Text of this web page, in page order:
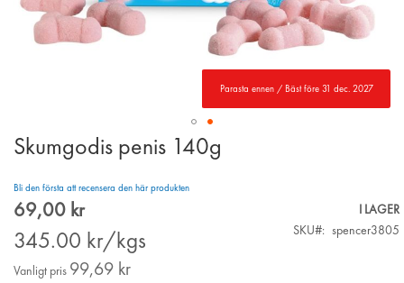
Parasta ennen / Bäst före 31 dec. 2027
Skip
of
the
images
gallery
Skumgodis penis 140g
Bli den första att recensera den här produkten
Special
69,00 kr
345.00 kr/kgs
Vanligt pris 99,69 kr
I LAGER
SKU
spencer3805